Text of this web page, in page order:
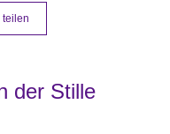
teilen
der Stille